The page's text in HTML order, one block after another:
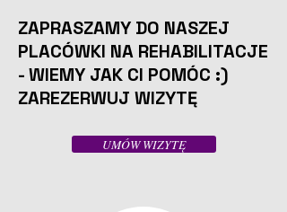
ZAPRASZAMY DO NASZEJ
PLACÓWKI NA REHABILITACJE
- WIEMY JAK CI POMÓC :)
ZAREZERWUJ WIZYTĘ
UMÓW WIZYTĘ